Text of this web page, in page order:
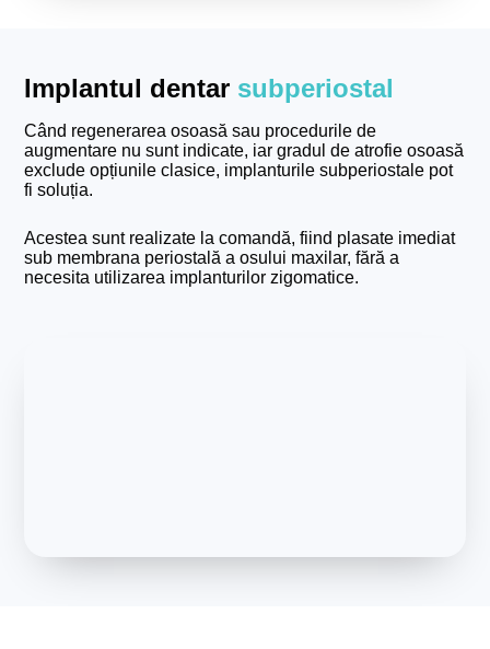
Implantul dentar subperiostal
Când regenerarea osoasă sau procedurile de
augmentare nu sunt indicate, iar gradul de atrofie osoasă
exclude opțiunile clasice, implanturile subperiostale pot
fi soluția.
Acestea sunt realizate la comandă, fiind plasate imediat
sub membrana periostală a osului maxilar, fără a
necesita utilizarea implanturilor zigomatice.